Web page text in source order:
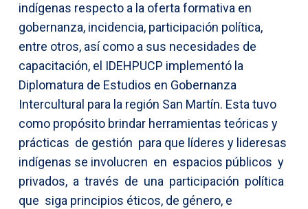
indígenas respecto a la oferta formativa en
gobernanza, incidencia, participación política,
entre otros, así como a sus necesidades de
capacitación, el IDEHPUCP implementó la
Diplomatura de Estudios en Gobernanza
Intercultural para la región San Martín. Esta tuvo
como propósito brindar herramientas teóricas y
prácticas de gestión para que líderes y lideresas
indígenas se involucren en espacios públicos y
privados, a través de una participación política
que siga principios éticos, de género, e